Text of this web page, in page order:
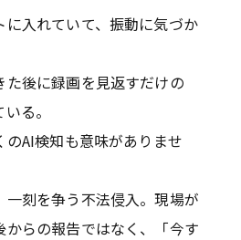
に入れていて、振動に気づか
た後に録画を見返すだけの
る。
のAI検知も意味がありませ
刻を争う不法侵入。現場が
らの報告ではなく、「今す